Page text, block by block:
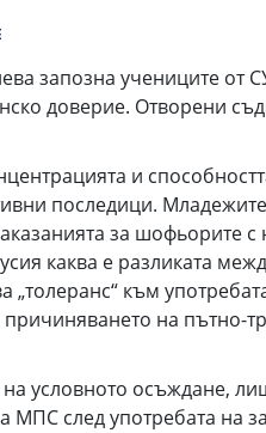
запозна учениците от
доверие. Отворени
и
последици. Младежите
за шофьорите
каква е разликата
към
на пътно-
условното осъждане,
МПС след употребата на